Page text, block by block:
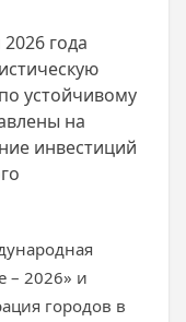
года
устойчивому
на
инвестиций
– 2026» и
городов в